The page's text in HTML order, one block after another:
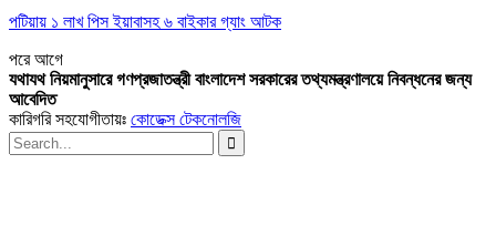
পটিয়ায় ১ লাখ পিস ইয়াবাসহ ৬ বাইকার গ্যাং আটক
পরেআগে
যথাযথ নিয়মানুসারে গণপ্রজাতন্ত্রী বাংলাদেশ সরকারের তথ্যমন্ত্রণালয়ে নিবন্ধনের জন্য
আবেদিত
কারিগরি সহযোগীতায়ঃ কোডেক্স টেকনোলজি